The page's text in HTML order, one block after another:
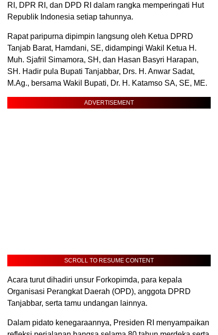
RI, DPR RI, dan DPD RI dalam rangka memperingati Hut
Republik Indonesia setiap tahunnya.
Rapat paripurna dipimpin langsung oleh Ketua DPRD
Tanjab Barat, Hamdani, SE, didampingi Wakil Ketua H.
Muh. Sjafril Simamora, SH, dan Hasan Basyri Harapan,
SH. Hadir pula Bupati Tanjabbar, Drs. H. Anwar Sadat,
M.Ag., bersama Wakil Bupati, Dr. H. Katamso SA, SE, ME.
ADVERTISEMENT
SCROLL TO RESUME CONTENT
Acara turut dihadiri unsur Forkopimda, para kepala
Organisasi Perangkat Daerah (OPD), anggota DPRD
Tanjabbar, serta tamu undangan lainnya.
Dalam pidato kenegaraannya, Presiden RI menyampaikan